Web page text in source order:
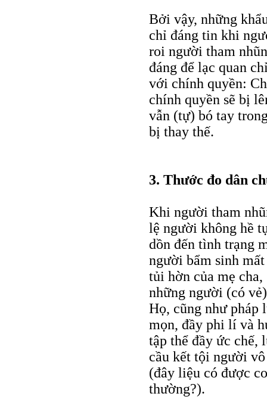
Bởi vậy, những
chỉ đáng tin khi
roi người tham
đáng để lạc quan
với chính quyền:
chính quyền sẽ bị
vẫn (tự) bó tay
bị thay thế.
3. Thước đo dân
Khi người tham
lệ người không hề
dồn đến tình trạng
người bẩm sinh
tủi hờn của mẹ
những người (có
Họ, cũng như pháp
mọn, đầy phi lí và
tập thể đầy ức chế,
cầu kết tội người
(đây liệu có được
thường?).